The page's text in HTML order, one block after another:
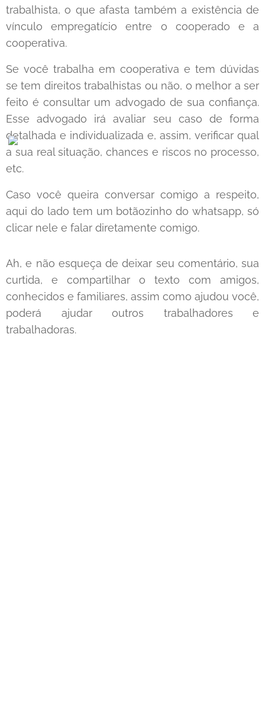
trabalhista, o que afasta também a existência de
vínculo empregatício entre o cooperado e a
cooperativa.
Se você trabalha em cooperativa e tem dúvidas
se tem direitos trabalhistas ou não, o melhor a ser
feito é consultar um advogado de sua confiança.
Esse advogado irá avaliar seu caso de forma
detalhada e individualizada e, assim, verificar qual
a sua real situação, chances e riscos no processo,
etc.
Caso você queira conversar comigo a respeito,
aqui do lado tem um botãozinho do whatsapp, só
clicar nele e falar diretamente comigo.
Ah, e não esqueça de deixar seu comentário, sua
curtida, e compartilhar o texto com amigos,
conhecidos e familiares, assim como ajudou você,
poderá ajudar outros trabalhadores e
trabalhadoras.